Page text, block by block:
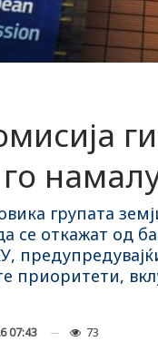
групата
се откажат од
07:43 73